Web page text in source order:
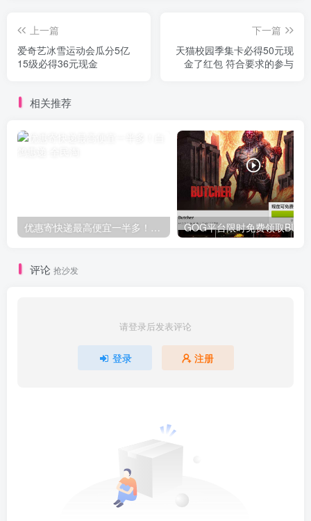
上一篇
爱奇艺冰雪运动会瓜分5亿
15级必得36元现金
下一篇
天猫校园季集卡必得50元现
金了红包 符合要求的参与
相关推荐
评论 抢沙发
请登录后发表评论
登录 注册